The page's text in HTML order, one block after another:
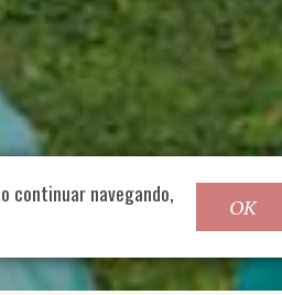
continuar navegando,
OK